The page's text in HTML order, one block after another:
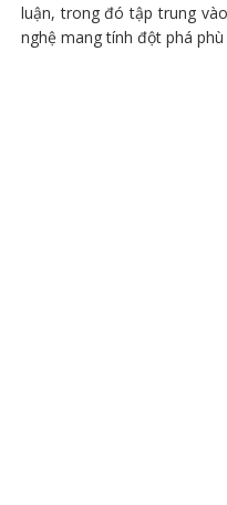
luận, trong đó tập trung
nghệ mang tính đột phá